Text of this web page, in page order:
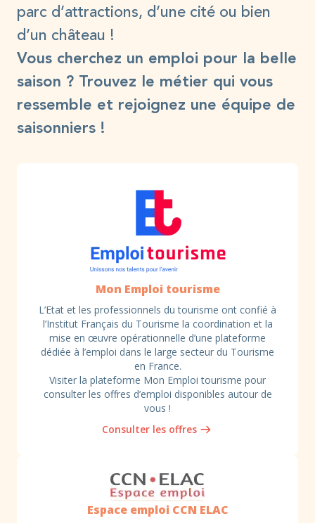
parc d’attractions, d’une cité ou bien
d’un château !
Vous cherchez un emploi pour la belle
saison ? Trouvez le métier qui vous
ressemble et rejoignez une équipe de
saisonniers !
Mon Emploi tourisme
L’Etat et les professionnels du tourisme ont confié à
l’Institut Français du Tourisme la coordination et la
mise en œuvre opérationnelle d’une plateforme
dédiée à l’emploi dans le large secteur du Tourisme
en France.
Visiter la plateforme Mon Emploi tourisme pour
consulter les offres d’emploi disponibles autour de
vous !
Consulter les offres
Espace emploi CCN ELAC